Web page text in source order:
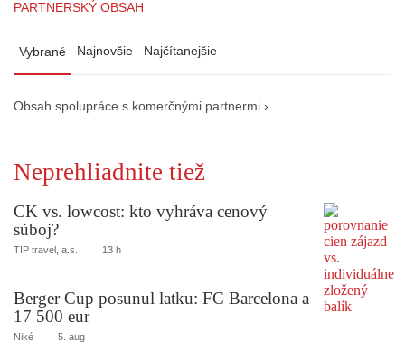
PARTNERSKÝ OBSAH
Vybrané Najnovšie Najčítanejšie
Obsah spolupráce s komerčnými partnermi ›
Neprehliadnite tiež
CK vs. lowcost: kto vyhráva cenový
súboj?
TIP travel, a.s. 13 h
Berger Cup posunul latku: FC Barcelona a
17 500 eur
Niké 5. aug